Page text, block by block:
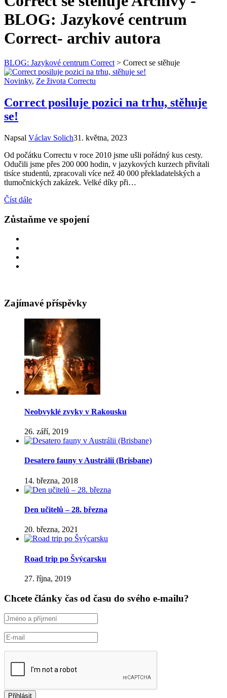
BLOG: Jazykové centrum
Correct- archiv autora
BLOG: Jazykové centrum Correct > Correct se stěhuje
Novinky, Ze života Correctu
Correct posiluje pozici na trhu, stěhuje
se!
Napsal Václav Solich31. května, 2023
Od počátku Correctu v roce 2010 jsme ušli pořádný kus cesty.
Odučili jsme přes 200 000 hodin, v jazykových kurzech přivítali
tisíce studentů, zpracovali více než 40 000 překladatelských a
tlumočnických zakázek. Velké díky při…
Číst dále
Zůstaňme ve spojení
Zajímavé příspěvky
Neobvyklé zvyky v Rakousku
26. září, 2019
Desatero fauny v Austrálii (Brisbane)
14. března, 2018
Den učitelů – 28. března
20. března, 2021
Road trip po Švýcarsku
27. října, 2019
Chcete články čas od času do svého e-mailu?